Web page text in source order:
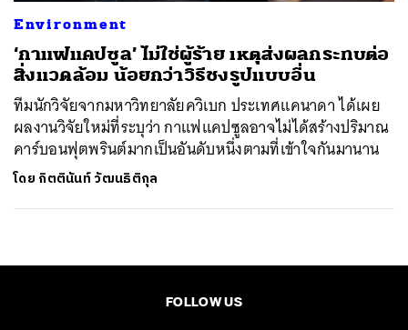
Environment
‘กาแฟแคปซูล’ ไม่ใช่ผู้ร้าย เหตุส่งผลกระทบต่อ
สิ่งแวดล้อม น้อยกว่าวิธีชงรูปแบบอื่น
ทีมนักวิจัยจากมหาวิทยาลัยควิเบก ประเทศแคนาดา ได้เผย
ผลงานวิจัยใหม่ที่ระบุว่า กาแฟแคปซูลอาจไม่ได้สร้างปริมาณ
คาร์บอนฟุตพรินต์มากเป็นอันดับหนึ่งตามที่เข้าใจกันมานาน
โดย กิตตินันท์ วัฒนธิติกุล
FOLLOW US